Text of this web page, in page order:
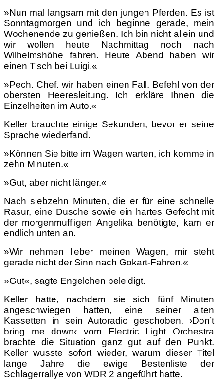
»Nun mal langsam mit den jungen Pferden. Es ist
Sonntagmorgen und ich beginne gerade, mein
Wochenende zu genießen. Ich bin nicht allein und
wir wollen heute Nachmittag noch nach
Wilhelmshöhe fahren. Heute Abend haben wir
einen Tisch bei Luigi.«
»Pech, Chef, wir haben einen Fall, Befehl von der
obersten Heeresleitung. Ich erkläre Ihnen die
Einzelheiten im Auto.«
Keller brauchte einige Sekunden, bevor er seine
Sprache wiederfand.
»Können Sie bitte im Wagen warten, ich komme in
zehn Minuten.«
»Gut, aber nicht länger.«
Nach siebzehn Minuten, die er für eine schnelle
Rasur, eine Dusche sowie ein hartes Gefecht mit
der morgenmuffligen Angelika benötigte, kam er
endlich unten an.
»Wir nehmen lieber meinen Wagen, mir steht
gerade nicht der Sinn nach Gokart-Fahren.«
»Gut«, sagte Engelchen beleidigt.
Keller hatte, nachdem sie sich fünf Minuten
angeschwiegen hatten, eine seiner alten
Kassetten in sein Autoradio geschoben. ›Don’t
bring me down‹ vom Electric Light Orchestra
brachte die Situation ganz gut auf den Punkt.
Keller wusste sofort wieder, warum dieser Titel
lange Jahre die ewige Bestenliste der
Schlagerrallye von WDR 2 angeführt hatte.